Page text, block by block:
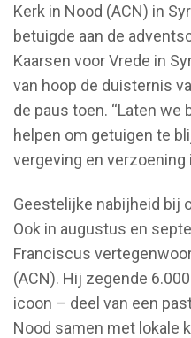
Kerk in Nood (ACN) in
betuigde aan de
Kaarsen voor Vrede in
van hoop de duisternis
de paus toen. “Laten
helpen om getuigen te
vergeving en verzoening
Geestelijke nabijheid bij
Ook in augustus en
Franciscus
(ACN). Hij zegende
icoon – deel van een
Nood samen met lokale